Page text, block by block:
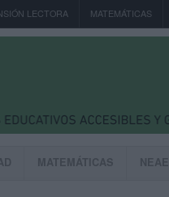
LECTORA MATEMÁTICAS
MATEMÁTICAS NEAE